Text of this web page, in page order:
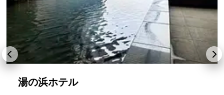
湯の浜ホテル